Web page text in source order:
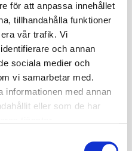
för att anpassa innehållet
tillhandahålla funktioner
vår trafik. Vi
och annan
sociala medier och
vi samarbetar med.
informationen med annan
eller som de har
Journey P5023A
gräsklippardäck
14x6.00-8 TL 4PR
Gräsklippardäck 14x6.00-8
med blockmönster, bra
grepp och skonsam gång för
park, trädgård och varierade
underlag.
670kr
Lägg